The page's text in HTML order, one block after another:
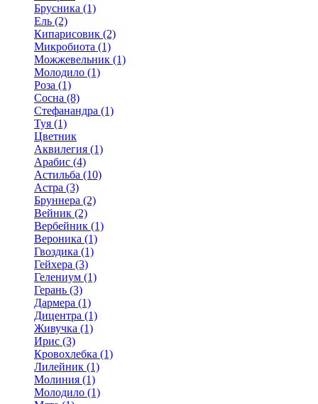
Брусника (1)
Ель (2)
Кипарисовик (2)
Микробиота (1)
Можжевельник (1)
Молодило (1)
Роза (1)
Сосна (8)
Стефанандра (1)
Туя (1)
Цветник
Аквилегия (1)
Арабис (4)
Астильба (10)
Астра (3)
Бруннера (2)
Вейник (2)
Вербейник (1)
Вероника (1)
Гвоздика (1)
Гейхера (3)
Гелениум (1)
Герань (3)
Дармера (1)
Дицентра (1)
Живучка (1)
Ирис (3)
Кровохлебка (1)
Лилейник (1)
Молиния (1)
Молодило (1)